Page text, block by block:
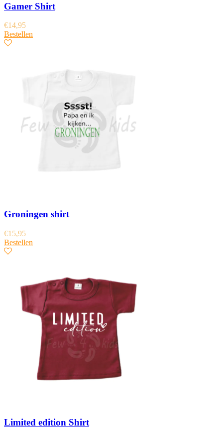
Gamer Shirt
€14,95
Bestellen
Groningen shirt
€15,95
Bestellen
Limited edition Shirt